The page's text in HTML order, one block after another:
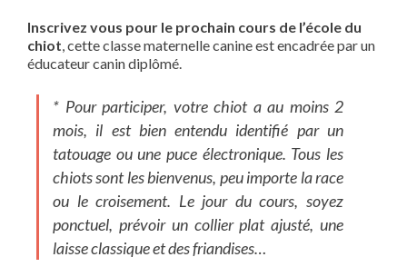
Inscrivez vous pour le prochain cours de l’école du
chiot, cette classe maternelle canine est encadrée par un
éducateur canin diplômé.
* Pour participer, votre chiot a au moins 2
mois, il est bien entendu identifié par un
tatouage ou une puce électronique. Tous les
chiots sont les bienvenus, peu importe la race
ou le croisement. Le jour du cours, soyez
ponctuel, prévoir un collier plat ajusté, une
laisse classique et des friandises…